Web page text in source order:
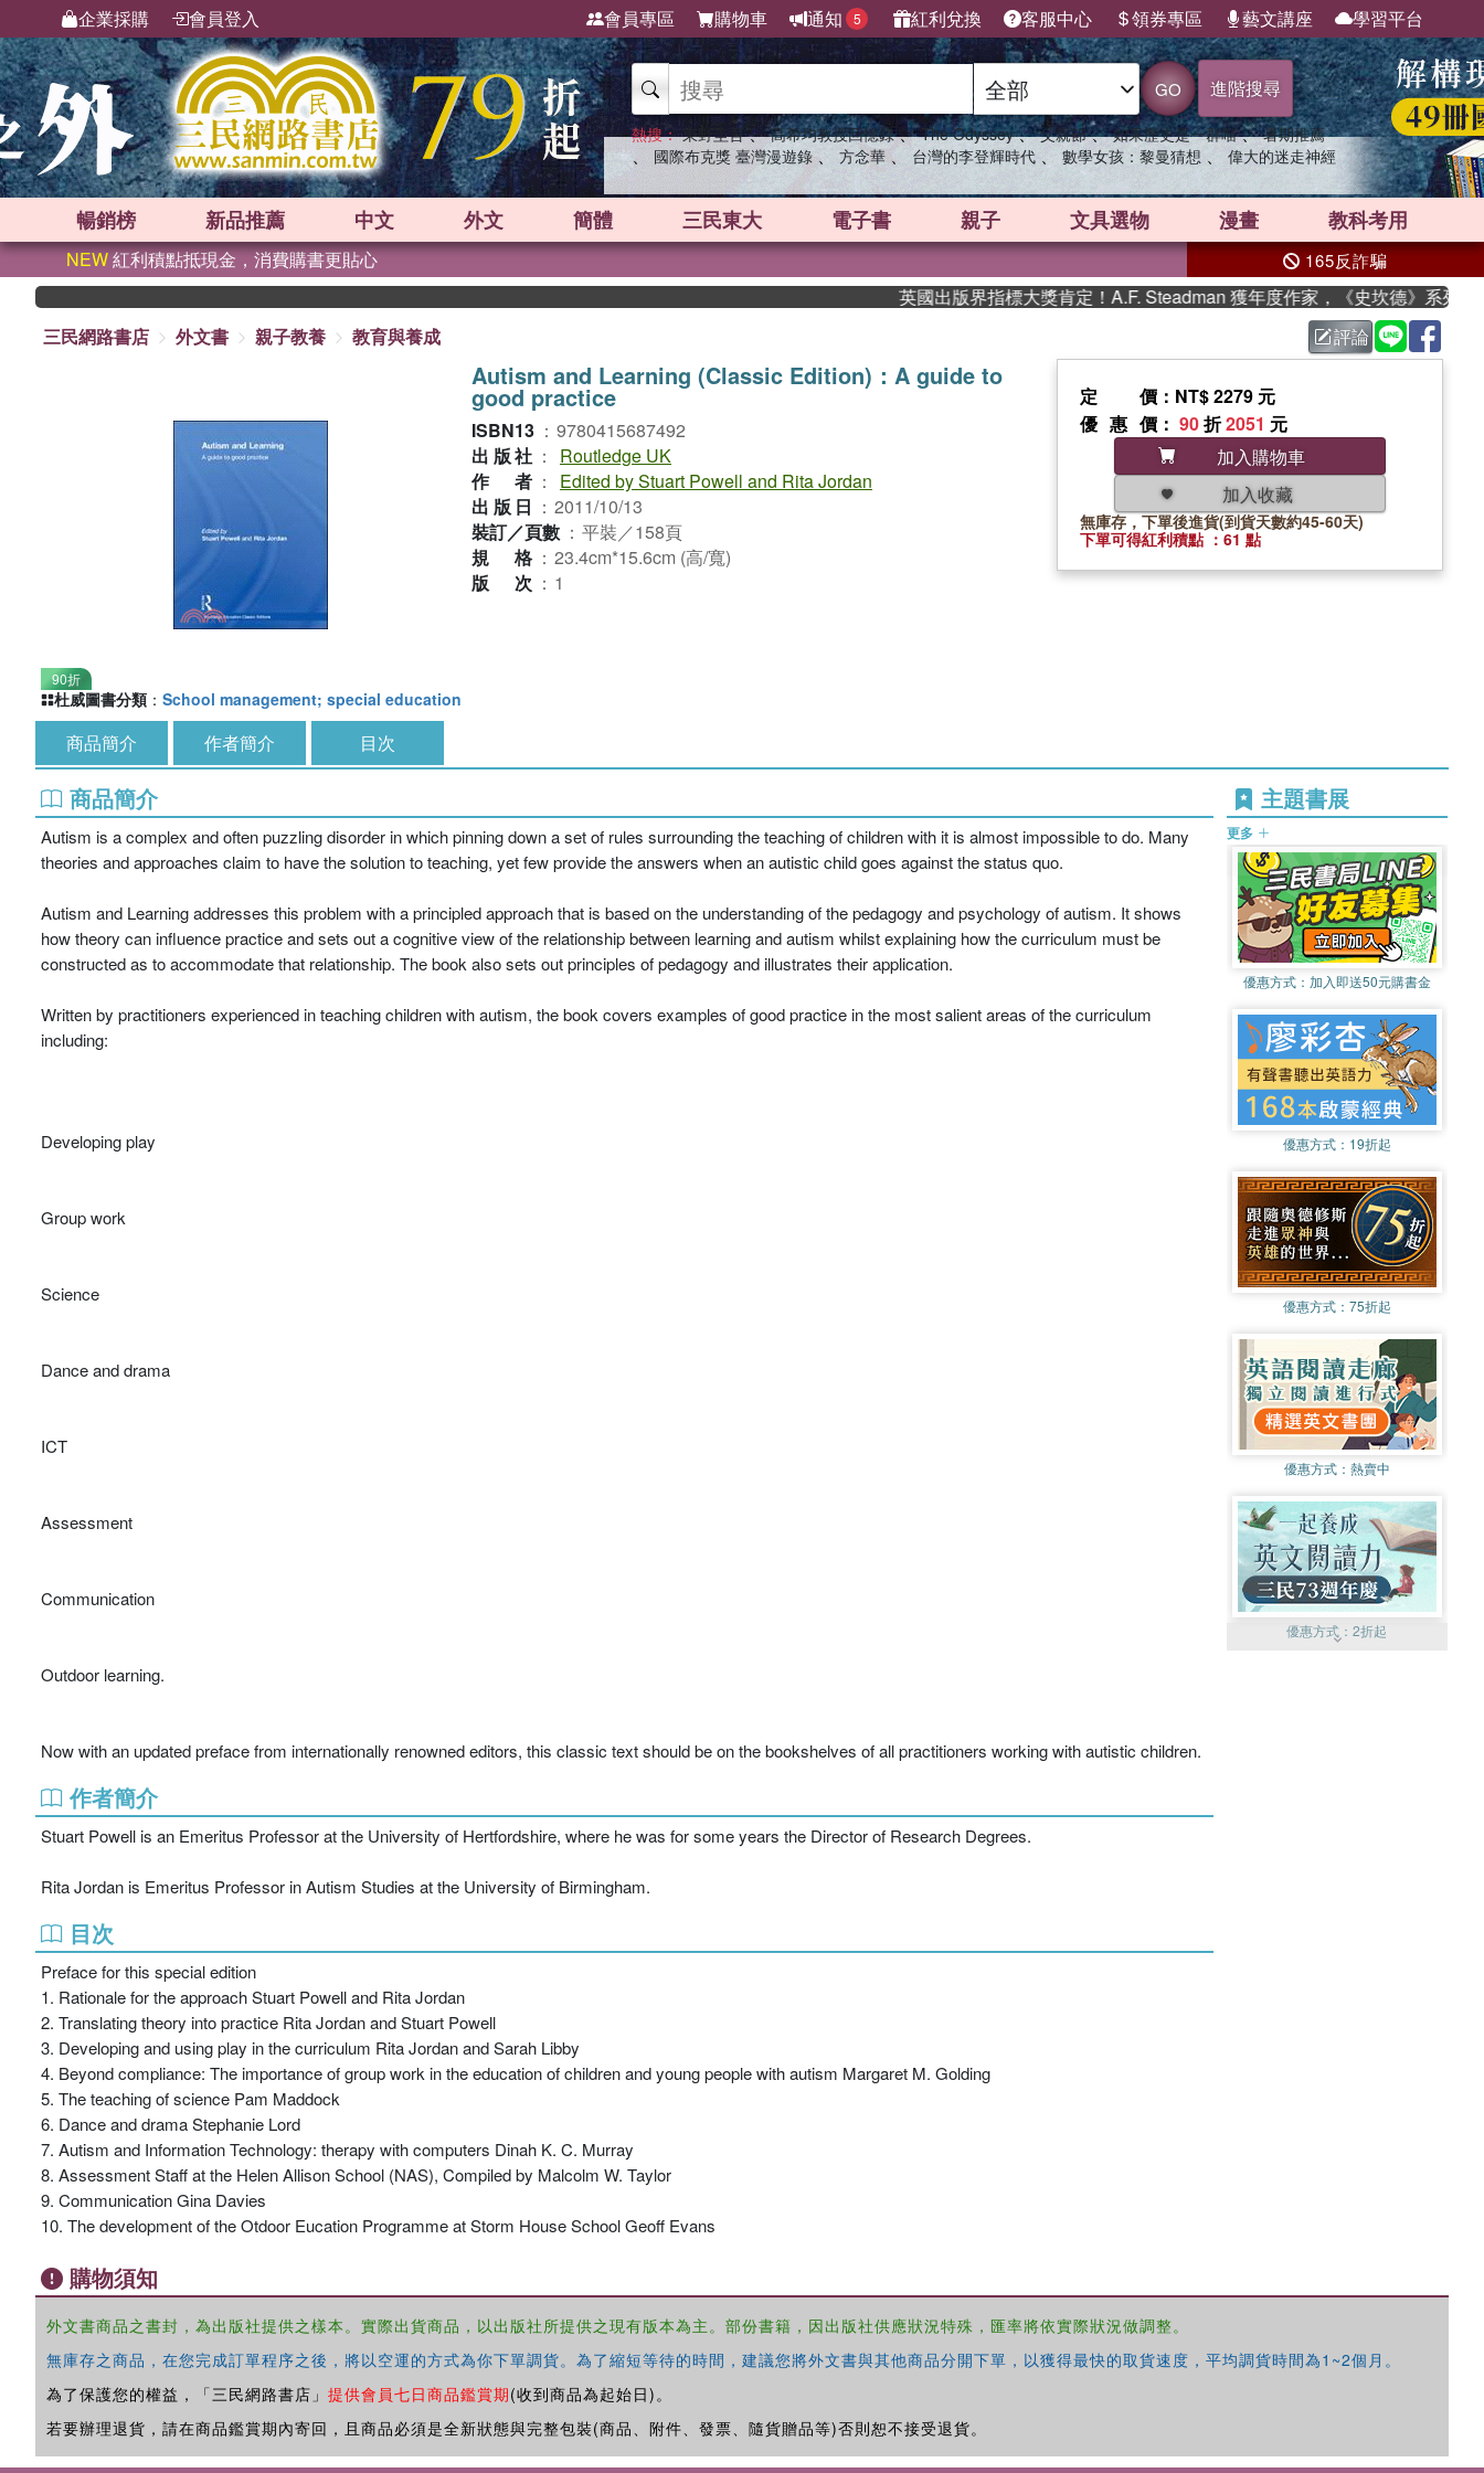
企業採購 會員登入 會員專區 購物車 通知 5 紅利兌換 客服中心 領券專區 藝文講座 學習平台
GO 進階搜尋
熱搜： 東野圭吾 、 高希均教授回憶錄 、 The Odyssey 、 父親節 、 如果歷史是一群喵 、 暑期推薦
、 國際布克獎 臺灣漫遊錄 、 方念華 、 台灣的李登輝時代 、 數學女孩：黎曼猜想 、 偉大的迷走神經
暢銷榜 新品推薦 中文 外文 簡體 三民東大 電子書 親子 文具選物 漫畫 教科考用
NEW紅利積點抵現金，消費購書更貼心 165反詐騙
英國出版界指標大獎肯定！A.F. Steadman 獲年度作家，《史坎德》系列帶你踏
三民網路書店
外文書 親子教養 教育與養成 評論
90折
Autism and Learning (Classic Edition)：A guide to
good practice
ISBN13 ： 9780415687492
出版社 ：
Routledge UK
作者 ：
Edited by Stuart Powell and Rita Jordan
出版日 ： 2011/10/13
裝訂／頁數 ： 平裝／158頁
規格 ： 23.4cm*15.6cm (高/寬)
版次 ： 1
定價 ：NT$ 2279 元
優惠價 ： 90折2051 元
加入購物車
加入收藏
無庫存，下單後進貨(到貨天數約45-60天)
下單可得紅利積點 ：61 點
杜威圖書分類 ： School management; special education
商品簡介 作者簡介 目次
商品簡介
Autism is a complex and often puzzling disorder in which pinning down a set of rules surrounding the teaching of children with it is almost impossible to do. Many
theories and approaches claim to have the solution to teaching, yet few provide the answers when an autistic child goes against the status quo.
Autism and Learning addresses this problem with a principled approach that is based on the understanding of the pedagogy and psychology of autism. It shows
how theory can influence practice and sets out a cognitive view of the relationship between learning and autism whilst explaining how the curriculum must be
constructed as to accommodate that relationship. The book also sets out principles of pedagogy and illustrates their application.
Written by practitioners experienced in teaching children with autism, the book covers examples of good practice in the most salient areas of the curriculum
including:
Developing play
Group work
Science
Dance and drama
ICT
Assessment
Communication
Outdoor learning.
Now with an updated preface from internationally renowned editors, this classic text should be on the bookshelves of all practitioners working with autistic children.
作者簡介
Stuart Powell is an Emeritus Professor at the University of Hertfordshire, where he was for some years the Director of Research Degrees.
Rita Jordan is Emeritus Professor in Autism Studies at the University of Birmingham.
目次
Preface for this special edition
1. Rationale for the approach Stuart Powell and Rita Jordan
2. Translating theory into practice Rita Jordan and Stuart Powell
3. Developing and using play in the curriculum Rita Jordan and Sarah Libby
4. Beyond compliance: The importance of group work in the education of children and young people with autism Margaret M. Golding
5. The teaching of science Pam Maddock
6. Dance and drama Stephanie Lord
7. Autism and Information Technology: therapy with computers Dinah K. C. Murray
8. Assessment Staff at the Helen Allison School (NAS), Compiled by Malcolm W. Taylor
9. Communication Gina Davies
10. The development of the Otdoor Eucation Programme at Storm House School Geoff Evans
主題書展
更多
優惠方式： 加入即送50元購書金
優惠方式： 19折起
優惠方式： 75折起
優惠方式： 熱賣中
優惠方式：2折起
購物須知
外文書商品之書封，為出版社提供之樣本。實際出貨商品，以出版社所提供之現有版本為主。部份書籍，因出版社供應狀況特殊，匯率將依實際狀況做調整。
無庫存之商品，在您完成訂單程序之後，將以空運的方式為你下單調貨。為了縮短等待的時間，建議您將外文書與其他商品分開下單，以獲得最快的取貨速度，平均調貨時間為1~2個月。
為了保護您的權益，「三民網路書店」 提供會員七日商品鑑賞期(收到商品為起始日)。
若要辦理退貨，請在商品鑑賞期內寄回，且商品必須是全新狀態與完整包裝(商品、附件、發票、隨貨贈品等)否則恕不接受退貨。